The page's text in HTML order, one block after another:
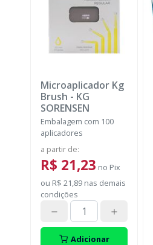
Microaplicador Kg
Brush - KG
SORENSEN
Embalagem com 100
aplicadores
a partir de:
R$ 21,23 no Pix
ou R$ 21,89 nas demais
condições
Adicionar